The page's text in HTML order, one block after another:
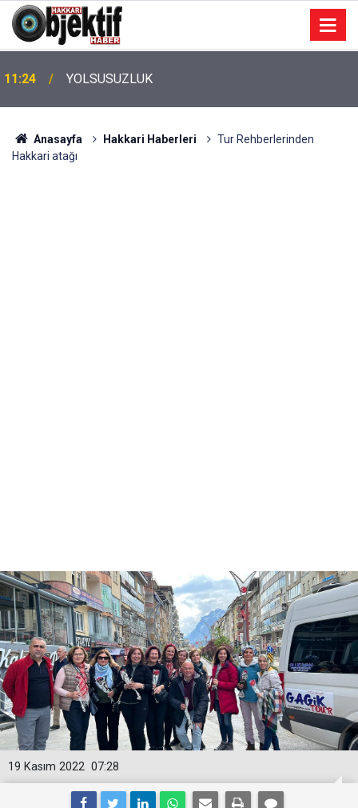
11:24 YOLSUSUZLUK
Anasayfa Hakkari Haberleri
Tur Rehberlerinden
Hakkari atağı
07:28
19 Kasım 2022